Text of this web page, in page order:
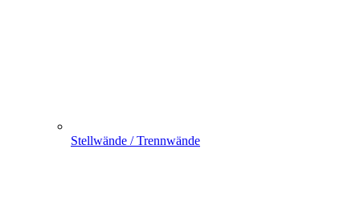
Stellwände / Trennwände